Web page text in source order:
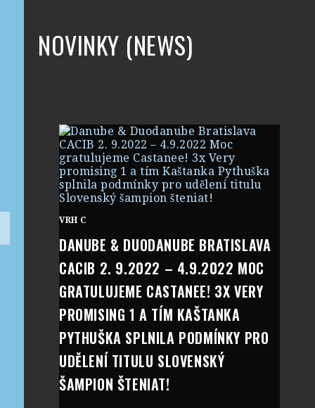
NOVINKY (NEWS)
VRH C
DANUBE & DUODANUBE BRATISLAVA
CACIB 2. 9.2022 – 4.9.2022 MOC
GRATULUJEME CASTANEE! 3X VERY
PROMISING 1 A TÍM KAŠTANKA
PYTHUŠKA SPLNILA PODMÍNKY PRO
UDĚLENÍ TITULU SLOVENSKÝ
ŠAMPION ŠTENIAT!